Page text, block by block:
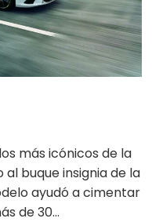
más icónicos de la
al buque insignia de la
ayudó a cimentar
de 30…